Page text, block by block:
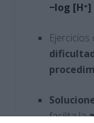
−log [H⁺]
facilita la